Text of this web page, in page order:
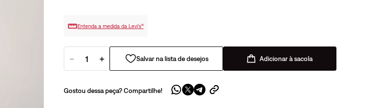
Entenda a medida da Levi’s®
＋
－ Adicionar à sacola
Gostou dessa peça? Compartilhe!